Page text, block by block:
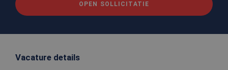
OPEN SOLLICITATIE
Vacature details